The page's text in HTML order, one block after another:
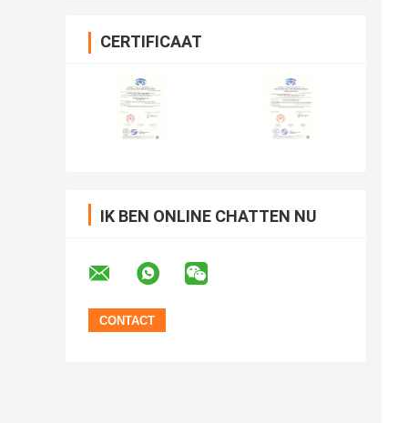
CERTIFICAAT
IK BEN ONLINE CHATTEN NU